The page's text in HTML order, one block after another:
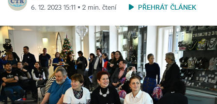
6. 12. 2023 15:11 ▪ 2 min. čtení PŘEHRÁT ČLÁNEK